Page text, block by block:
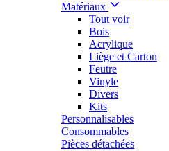
Matériaux
Tout voir
Bois
Acrylique
Liège et Carton
Feutre
Vinyle
Divers
Kits
Personnalisables
Consommables
Pièces détachées